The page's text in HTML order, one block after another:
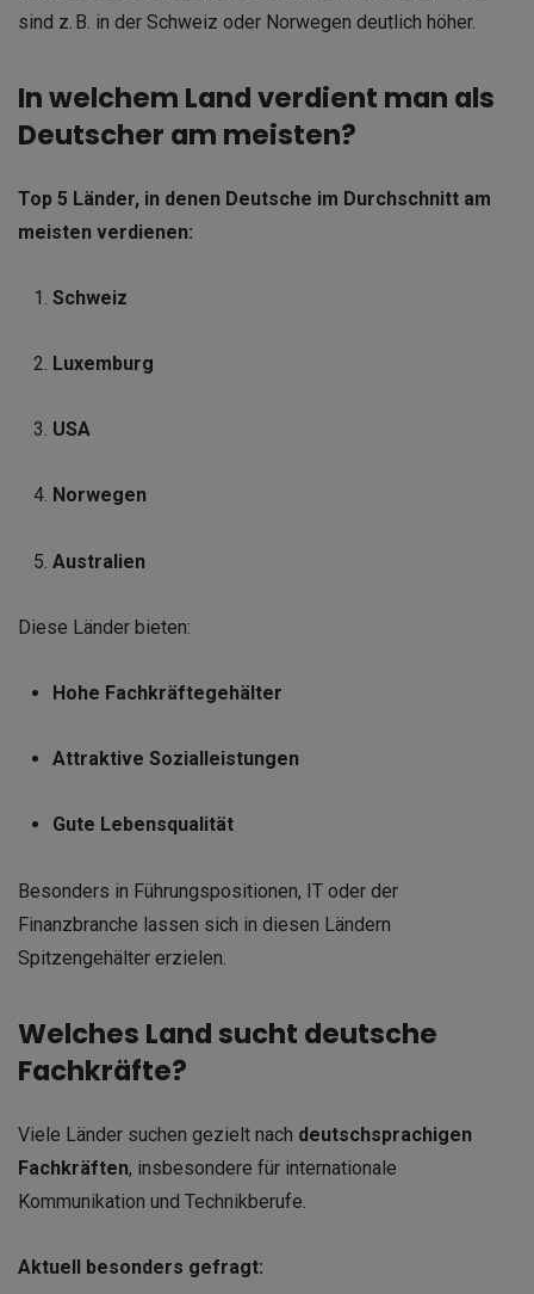
sind z. B. in der Schweiz oder Norwegen deutlich höher.
In welchem Land verdient man als
Deutscher am meisten?
Top 5 Länder, in denen Deutsche im Durchschnitt am
meisten verdienen:
Schweiz
Luxemburg
USA
Norwegen
Australien
Diese Länder bieten:
Hohe Fachkräftegehälter
Attraktive Sozialleistungen
Gute Lebensqualität
Besonders in Führungspositionen, IT oder der
Finanzbranche lassen sich in diesen Ländern
Spitzengehälter erzielen.
Welches Land sucht deutsche
Fachkräfte?
Viele Länder suchen gezielt nach deutschsprachigen
Fachkräften, insbesondere für internationale
Kommunikation und Technikberufe.
Aktuell besonders gefragt: